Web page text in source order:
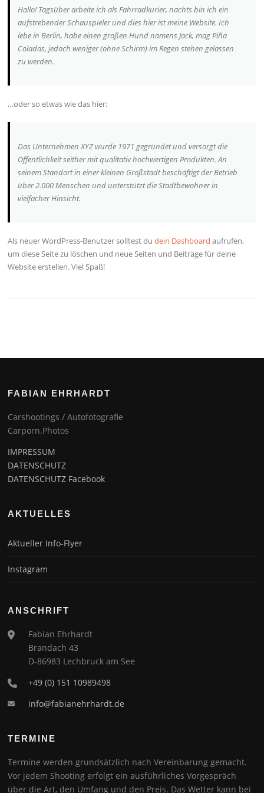
Hallo! Tagsüber arbeite ich als Fahrradkurier, nachts bin ich ein
aufstrebender Schauspieler und dies hier ist meine Website. Ich
lebe in Berlin, habe einen großen Hund namens Jack, mag Piña
Coladas, jedoch weniger (ohne Schirm) im Regen stehen gelassen
zu werden.
…oder so etwas wie das hier:
Das Unternehmen XYZ wurde 1971 gegründet und versorgt die
Öffentlichkeit seither mit qualitativ hochwertigen Produkten. An
seinem Standort in einer kleinen Großstadt beschäftigt der Betrieb
über 2.000 Menschen und unterstützt die Stadtbewohner in
vielfacher Hinsicht.
Als neuer WordPress-Benutzer solltest dudein Dashboard aufrufen,
um diese Seite zu löschen und neue Seiten und Beiträge für deine
Website erstellen. Viel Spaß!
FABIAN EHRHARDT
Carshootings / Autofotografie
Carporn.Photos
IMPRESSUM
DATENSCHUTZ
DATENSCHUTZ Facebook
AKTUELLES
Aktueller Info-Flyer
Instagram
ANSCHRIFT
Fabian Ehrhardt
Brandach 43
D-86983 Lechbruck am See
+49 (0) 151 10989498
info@fabianehrhardt.de
TERMINE
Termine werden grundsätzlich nach Vereinbarung gemacht.
Vor jedem Shooting erfolgt ein ausführliches Vorgespräch
über die Art, den Umfang und den Preis. Das Wetter kann bei